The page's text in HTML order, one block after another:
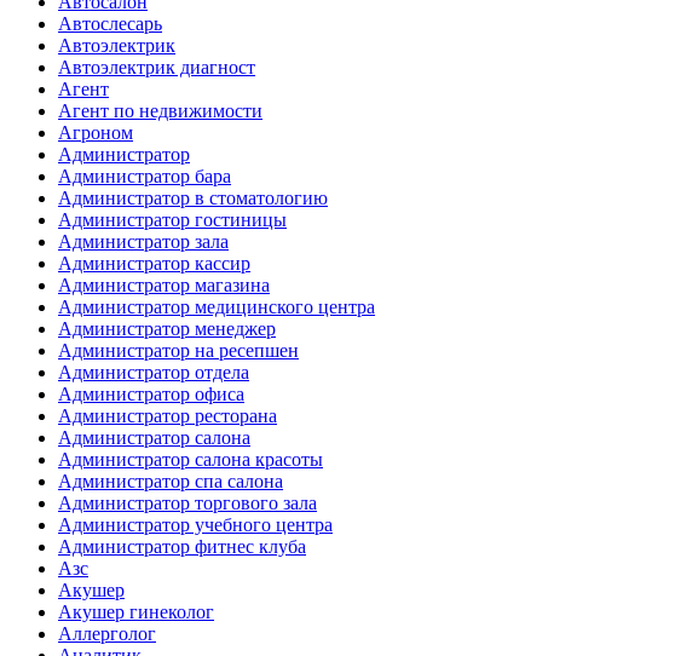
Автослесарь
Автоэлектрик
Автоэлектрик диагност
Агент
Агент по недвижимости
Агроном
Администратор
Администратор бара
Администратор в стоматологию
Администратор гостиницы
Администратор зала
Администратор кассир
Администратор магазина
Администратор медицинского центра
Администратор менеджер
Администратор на ресепшен
Администратор отдела
Администратор офиса
Администратор ресторана
Администратор салона
Администратор салона красоты
Администратор спа салона
Администратор торгового зала
Администратор учебного центра
Администратор фитнес клуба
Азс
Акушер
Акушер гинеколог
Аллерголог